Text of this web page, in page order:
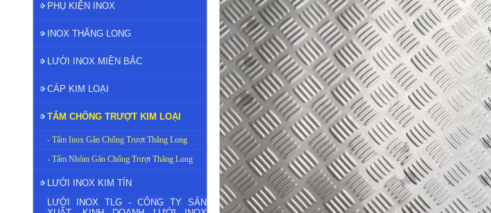
PHỤ KIỆN INOX
INOX THĂNG LONG
LƯỚI INOX MIỀN BẮC
CÁP KIM LOẠI
TẤM CHỐNG TRƯỢT KIM LOẠI
- Tấm Inox Gân Chống Trượt Thăng Long
- Tấm Nhôm Gân Chống Trượt Thăng Long
LƯỚI INOX KIM TÍN
LƯỚI INOX TLG - CÔNG TY SẢN